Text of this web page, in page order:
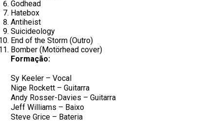
Godhead
Hatebox
Antiheist
Suicideology
End of the Storm (Outro)
Bomber (Motörhead cover)
Formação:
Sy Keeler – Vocal
Nige Rockett – Guitarra
Andy Rosser-Davies – Guitarra
Jeff Williams – Baixo
Steve Grice – Bateria